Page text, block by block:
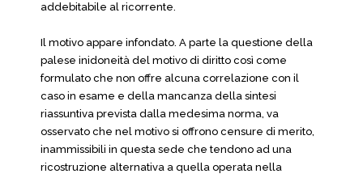
addebitabile al ricorrente.
Il motivo appare infondato. A parte la questione della
palese inidoneità del motivo di diritto così come
formulato che non offre alcuna correlazione con il
caso in esame e della mancanza della sintesi
riassuntiva prevista dalla medesima norma, va
osservato che nel motivo si offrono censure di merito,
inammissibili in questa sede che tendono ad una
ricostruzione alternativa a quella operata nella